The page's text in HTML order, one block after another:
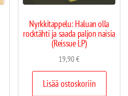
Nyrkkitappelu: Haluan olla
rocktähti ja saada paljon naisia
(Reissue LP)
19,90€
Lisää ostoskoriin